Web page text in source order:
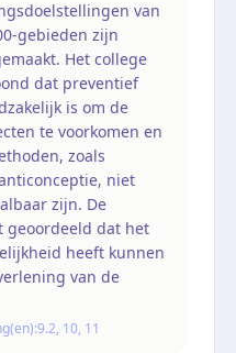
van
gebieden zijn
Het college
dat preventief
is om de
te voorkomen en
zoals
niet
zijn. De
geoordeeld dat het
heeft kunnen
van de
9.2, 10, 11